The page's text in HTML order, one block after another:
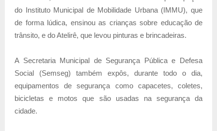
do Instituto Municipal de Mobilidade Urbana (IMMU), que
de forma lúdica, ensinou as crianças sobre educação de
trânsito, e do Atelirê, que levou pinturas e brincadeiras.
A Secretaria Municipal de Segurança Pública e Defesa
Social (Semseg) também expôs, durante todo o dia,
equipamentos de segurança como capacetes, coletes,
bicicletas e motos que são usadas na segurança da
cidade.